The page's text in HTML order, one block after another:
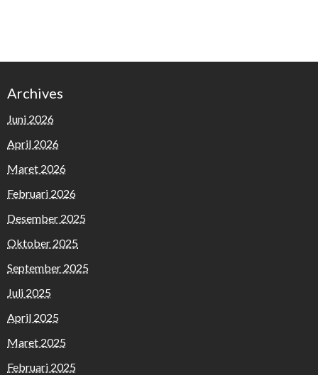
Archives
Juni 2026
April 2026
Maret 2026
Februari 2026
Desember 2025
Oktober 2025
September 2025
Juli 2025
April 2025
Maret 2025
Februari 2025